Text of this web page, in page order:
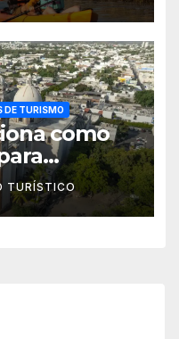
DE TURISMO
como
y turismo
TURÍSTICO